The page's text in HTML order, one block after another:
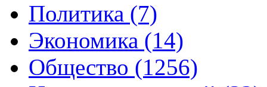
Политика (7)
Экономика (14)
Общество (1256)